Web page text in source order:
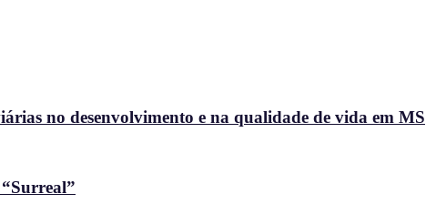
no desenvolvimento e na qualidade de vida em MS